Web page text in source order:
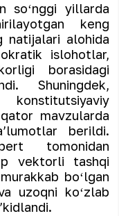
soʻnggi yillarda
keng
natijalari alohida
islohotlar,
borasidagi
Shuningdek,
mavzularda
berildi.
tomonidan
vektorli tashqi
boʻlgan
uzoqni koʻzlab